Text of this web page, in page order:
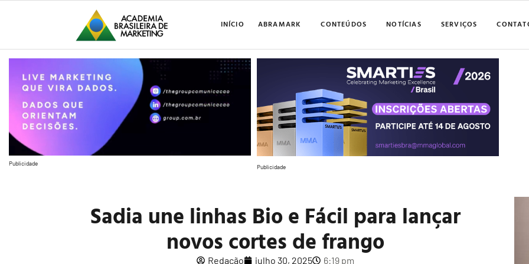
INÍCIO ABRAMARK CONTEÚDOS NOTÍCIAS SERVIÇOS
Publicidade Publicidade
Sadia une linhas Bio e Fácil para lançar
novos cortes de frango
Redação julho 30, 2025 6:19 pm